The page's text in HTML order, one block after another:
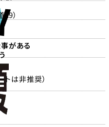
がある
）
トは非推奨）